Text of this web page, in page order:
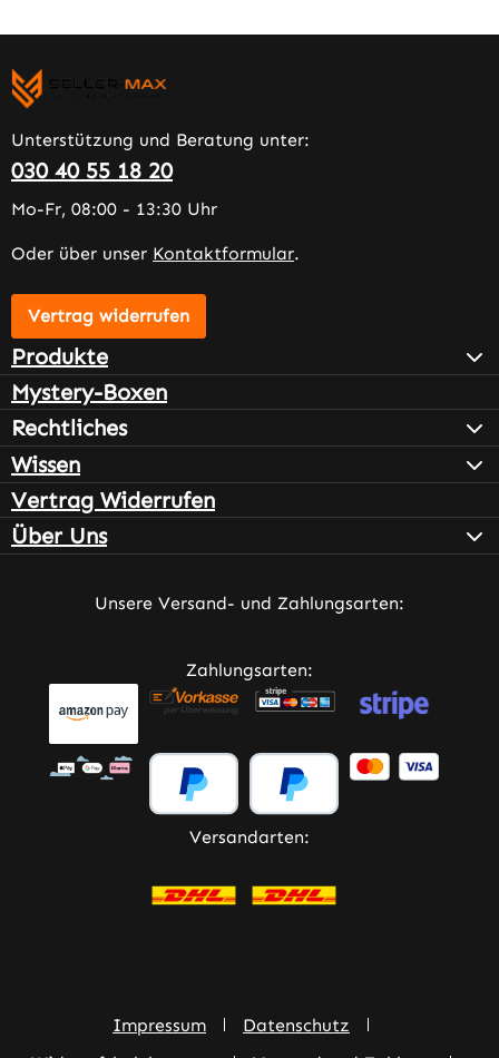
Unterstützung und Beratung unter:
030 40 55 18 20
Mo-Fr, 08:00 - 13:30 Uhr
Oder über unser Kontaktformular.
Vertrag widerrufen
Produkte
Mystery-Boxen
Rechtliches
Wissen
Vertrag Widerrufen
Über Uns
Unsere Versand- und Zahlungsarten:
Zahlungsarten:
Versandarten:
Impressum
Datenschutz